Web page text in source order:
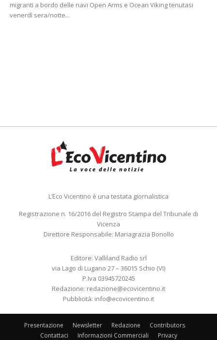
migranti a bordo delle navi Open Arms e Ocean Viking tenutasi
venerdì sera/notte...
L’Eco Vicentino è una testata giornalistica
Registrazione n. 16/2016 del Registro Stampa del Tribunale di
Vicenza
Direttore Responsabile: Mariagrazia Bonollo
Editore: Valliland Radio srl
via Lago di Lugano 27 – 36015 Schio (VI)
P.Iva 03945720245
Redazione: redazione@ecovicentino.it
Pubblicità: info@ecovicentino.it
Presentazione Newsletter Redazione
Contributors
Contattaci
Informazioni Commerciali Privacy